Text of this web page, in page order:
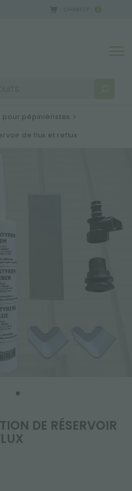
0
pépiniéristes >
de flux et reflux
DE RÉSERVOIR